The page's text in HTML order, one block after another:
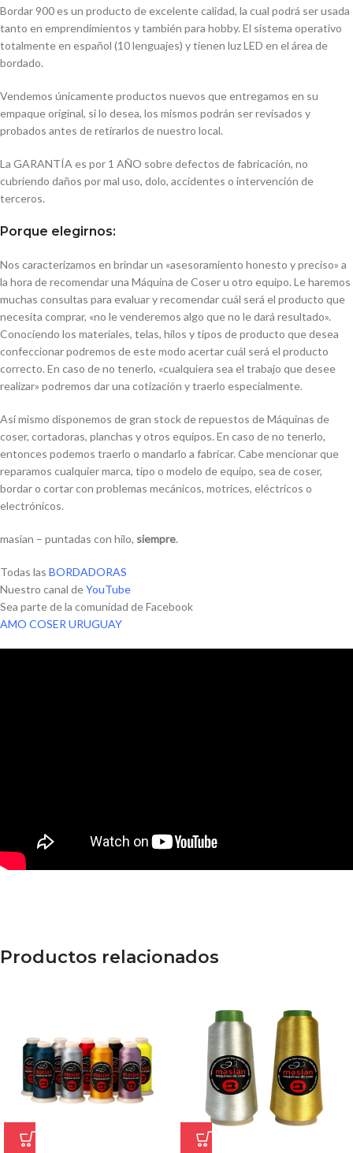
Bordar 900 es un producto de excelente calidad, la cual podrá ser usada
tanto en emprendimientos y también para hobby. El sistema operativo
totalmente en español (10 lenguajes) y tienen luz LED en el área de
bordado.
Vendemos únicamente productos nuevos que entregamos en su
empaque original, si lo desea, los mismos podrán ser revisados y
probados antes de retirarlos de nuestro local.
La GARANTÍA es por 1 AÑO sobre defectos de fabricación, no
cubriendo daños por mal uso, dolo, accidentes o intervención de
terceros.
Porque elegirnos:
Nos caracterizamos en brindar un «asesoramiento honesto y preciso» a
la hora de recomendar una Máquina de Coser u otro equipo. Le haremos
muchas consultas para evaluar y recomendar cuál será el producto que
necesita comprar, «no le venderemos algo que no le dará resultado».
Conociendo los materiales, telas, hilos y tipos de producto que desea
confeccionar podremos de este modo acertar cuál será el producto
correcto. En caso de no tenerlo, «cualquiera sea el trabajo que desee
realizar» podremos dar una cotización y traerlo especialmente.
Así mismo disponemos de gran stock de repuestos de Máquinas de
coser, cortadoras, planchas y otros equipos. En caso de no tenerlo,
entonces podemos traerlo o mandarlo a fabricar. Cabe mencionar que
reparamos cualquier marca, tipo o modelo de equipo, sea de coser,
bordar o cortar con problemas mecánicos, motrices, eléctricos o
electrónicos.
masian – puntadas con hilo, siempre.
Todas las BORDADORAS
Nuestro canal deYouTube
Sea parte de la comunidad de Facebook
AMO COSER URUGUAY
Productos relacionados